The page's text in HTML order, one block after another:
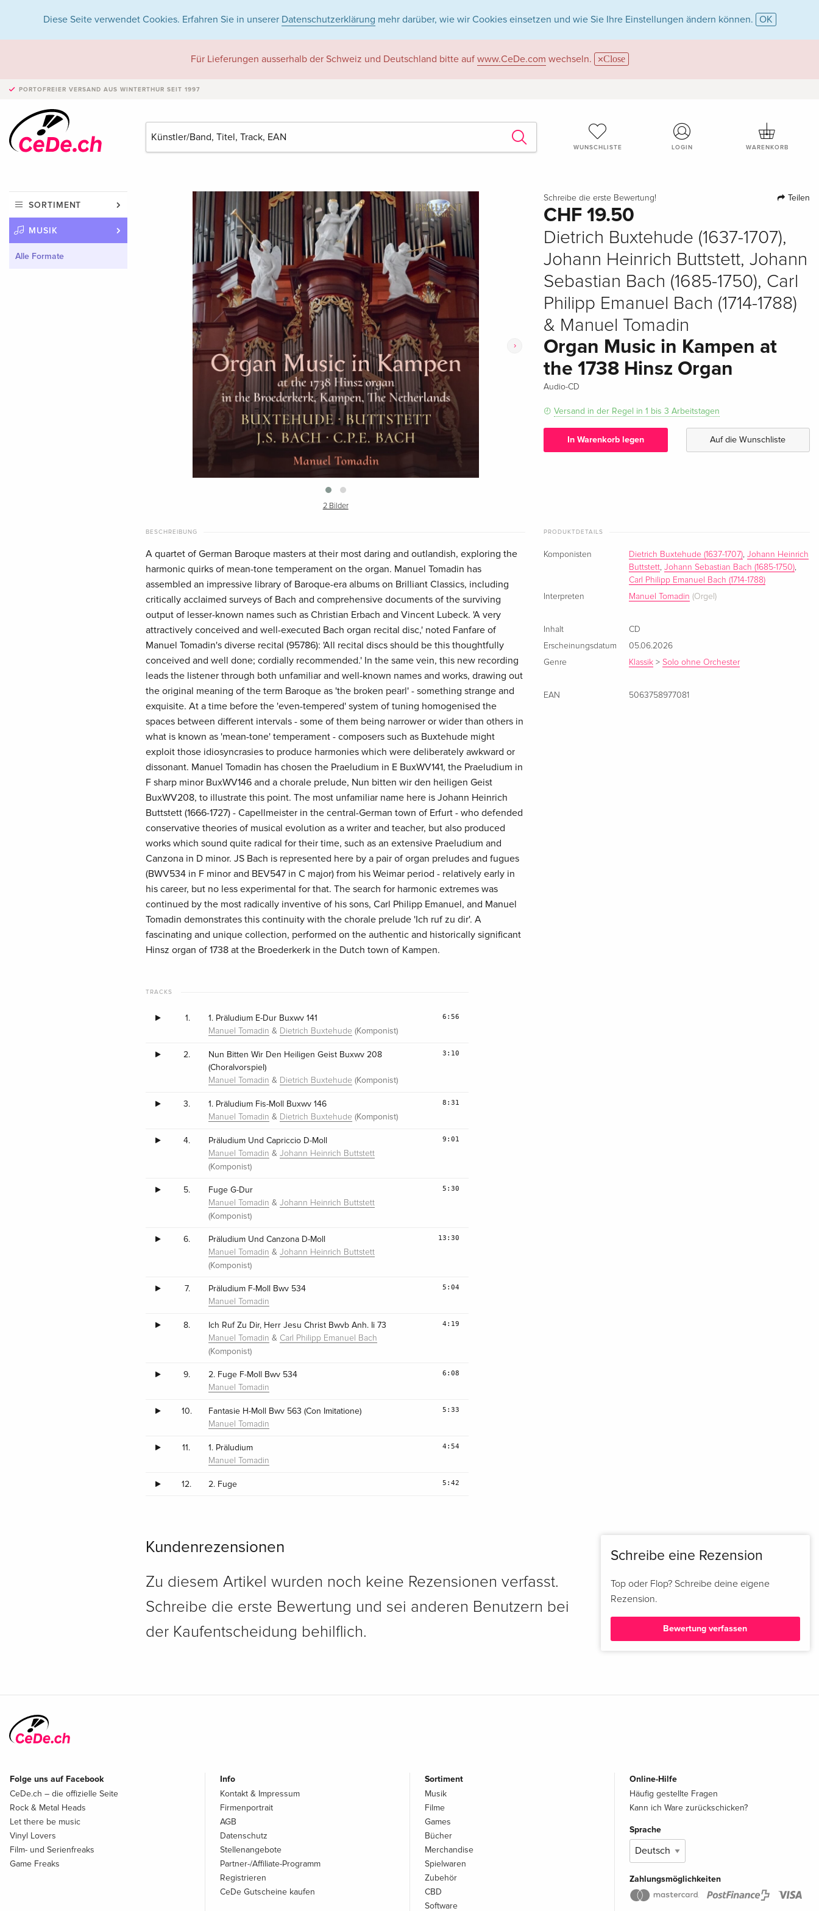
Diese Seite verwendet Cookies. Erfahren Sie in unserer Datenschutzerklärung mehr darüber, wie wir Cookies einsetzen und wie Sie Ihre Einstellungen ändern können. OK
Für Lieferungen ausserhalb der Schweiz und Deutschland bitte auf www.CeDe.com wechseln. Close
PORTOFREIER VERSAND AUS WINTERTHUR SEIT 1997
WUNSCHLISTE LOGIN WARENKORB
SORTIMENT
MUSIK
Alle Formate
›
2 Bilder
Schreibe die erste Bewertung! Teilen
CHF 19.50
Dietrich Buxtehude (1637-1707),
Johann Heinrich Buttstett, Johann
Sebastian Bach (1685-1750), Carl
Philipp Emanuel Bach (1714-1788)
& Manuel Tomadin
Organ Music in Kampen at
the 1738 Hinsz Organ
Audio-CD
Versand in der Regel in 1 bis 3 Arbeitstagen
In Warenkorb legen Auf die Wunschliste
BESCHREIBUNG
A quartet of German Baroque masters at their most daring and outlandish, exploring the
harmonic quirks of mean-tone temperament on the organ. Manuel Tomadin has
assembled an impressive library of Baroque-era albums on Brilliant Classics, including
critically acclaimed surveys of Bach and comprehensive documents of the surviving
output of lesser-known names such as Christian Erbach and Vincent Lubeck. 'A very
attractively conceived and well-executed Bach organ recital disc,' noted Fanfare of
Manuel Tomadin's diverse recital (95786): 'All recital discs should be this thoughtfully
conceived and well done; cordially recommended.' In the same vein, this new recording
leads the listener through both unfamiliar and well-known names and works, drawing out
the original meaning of the term Baroque as 'the broken pearl' - something strange and
exquisite. At a time before the 'even-tempered' system of tuning homogenised the
spaces between different intervals - some of them being narrower or wider than others in
what is known as 'mean-tone' temperament - composers such as Buxtehude might
exploit those idiosyncrasies to produce harmonies which were deliberately awkward or
dissonant. Manuel Tomadin has chosen the Praeludium in E BuxWV141, the Praeludium in
F sharp minor BuxWV146 and a chorale prelude, Nun bitten wir den heiligen Geist
BuxWV208, to illustrate this point. The most unfamiliar name here is Johann Heinrich
Buttstett (1666-1727) - Capellmeister in the central-German town of Erfurt - who defended
conservative theories of musical evolution as a writer and teacher, but also produced
works which sound quite radical for their time, such as an extensive Praeludium and
Canzona in D minor. JS Bach is represented here by a pair of organ preludes and fugues
(BWV534 in F minor and BEV547 in C major) from his Weimar period - relatively early in
his career, but no less experimental for that. The search for harmonic extremes was
continued by the most radically inventive of his sons, Carl Philipp Emanuel, and Manuel
Tomadin demonstrates this continuity with the chorale prelude 'Ich ruf zu dir'. A
fascinating and unique collection, performed on the authentic and historically significant
Hinsz organ of 1738 at the Broederkerk in the Dutch town of Kampen.
PRODUKTDETAILS
Komponisten Dietrich Buxtehude (1637-1707),Johann Heinrich
Buttstett,Johann Sebastian Bach (1685-1750),
Carl Philipp Emanuel Bach (1714-1788)
Interpreten
Manuel Tomadin (Orgel)
Inhalt
CD
Erscheinungsdatum
05.06.2026
Genre
Klassik >Solo ohne Orchester
EAN 5063758977081
TRACKS
1. 1. Präludium E-Dur Buxwv 141
Manuel Tomadin & Dietrich Buxtehude (Komponist)
6:56
2.
Nun Bitten Wir Den Heiligen Geist Buxwv 208
(Choralvorspiel)
Manuel Tomadin & Dietrich Buxtehude (Komponist)
3:10
3. 1. Präludium Fis-Moll Buxwv 146
Manuel Tomadin & Dietrich Buxtehude (Komponist)
8:31
4. Präludium Und Capriccio D-Moll
Manuel Tomadin &Johann Heinrich Buttstett
(Komponist)
9:01
5. Fuge G-Dur
Manuel Tomadin &Johann Heinrich Buttstett
(Komponist)
5:30
6. Präludium Und Canzona D-Moll
Manuel Tomadin &Johann Heinrich Buttstett
(Komponist)
13:30
7. Präludium F-Moll Bwv 534
Manuel Tomadin
5:04
8. Ich Ruf Zu Dir, Herr Jesu Christ Bwvb Anh. Ii 73
Manuel Tomadin & Carl Philipp Emanuel Bach
(Komponist)
4:19
9. 2. Fuge F-Moll Bwv 534
Manuel Tomadin
6:08
10. Fantasie H-Moll Bwv 563 (Con Imitatione)
Manuel Tomadin
5:33
11. 1. Präludium
Manuel Tomadin
4:54
12. 2. Fuge 5:42
Kundenrezensionen
Zu diesem Artikel wurden noch keine Rezensionen verfasst.
Schreibe die erste Bewertung und sei anderen Benutzern bei
der Kaufentscheidung behilflich.
Schreibe eine Rezension
Top oder Flop? Schreibe deine eigene
Rezension.
Bewertung verfassen
Folge uns auf Facebook
CeDe.ch – die offizielle Seite
Rock & Metal Heads
Let there be music
Vinyl Lovers
Film- und Serienfreaks
Game Freaks
Info
Kontakt & Impressum
Firmenportrait
AGB
Datenschutz
Stellenangebote
Partner-/Affiliate-Programm
Registrieren
CeDe Gutscheine kaufen
Sortiment
Musik
Filme
Games
Bücher
Merchandise
Spielwaren
Zubehör
CBD
Software
Online-Hilfe
Häufig gestellte Fragen
Kann ich Ware zurückschicken?
Sprache
Zahlungsmöglichkeiten